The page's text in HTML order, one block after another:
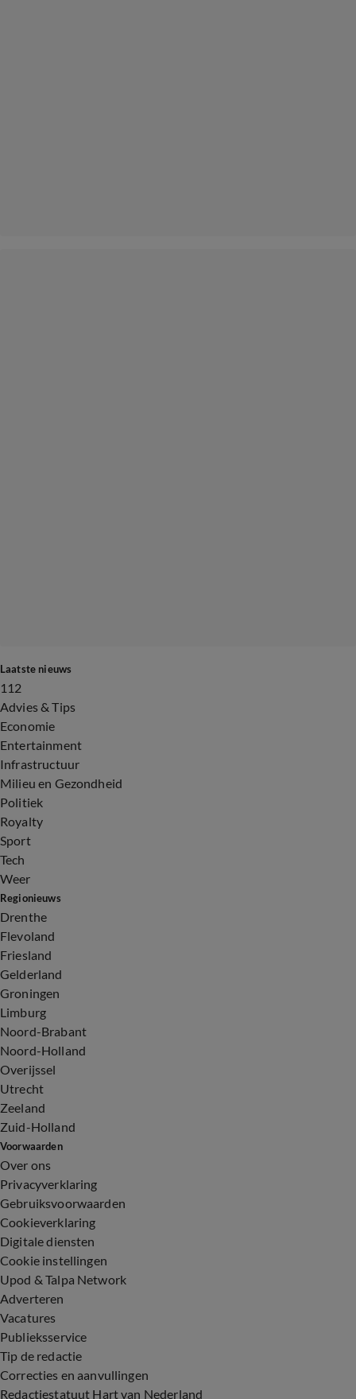
Laatste nieuws
112
Advies & Tips
Economie
Entertainment
Infrastructuur
Milieu en Gezondheid
Politiek
Royalty
Sport
Tech
Weer
Regionieuws
Drenthe
Flevoland
Friesland
Gelderland
Groningen
Limburg
Noord-Brabant
Noord-Holland
Overijssel
Utrecht
Zeeland
Zuid-Holland
Voorwaarden
Over ons
Privacyverklaring
Gebruiksvoorwaarden
Cookieverklaring
Digitale diensten
Cookie instellingen
Upod & Talpa Network
Adverteren
Vacatures
Publieksservice
Tip de redactie
Correcties en aanvullingen
Redactiestatuut Hart van Nederland